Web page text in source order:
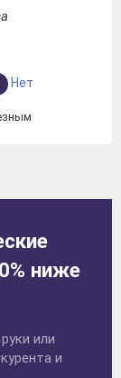
Нет
ниже
или
и